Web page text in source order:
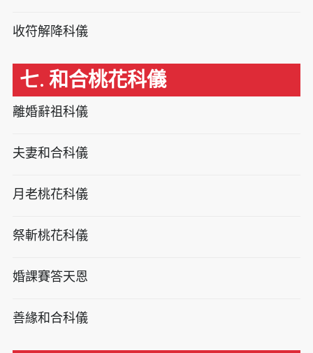
收符解降科儀
七. 和合桃花科儀
離婚辭祖科儀
夫妻和合科儀
月老桃花科儀
祭斬桃花科儀
婚課賽答天恩
善緣和合科儀